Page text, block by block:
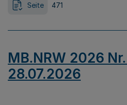
Seite 471
MB.NRW 2026
28.07.2026